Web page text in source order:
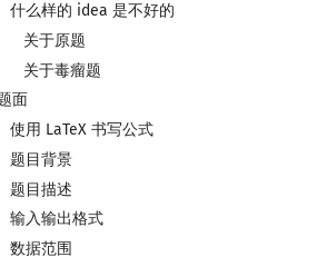
什么样的 idea 是不好的
关于原题
关于毒瘤题
面
使用 LaTeX 书写公式
题目背景
题目描述
输入输出格式
数据范围